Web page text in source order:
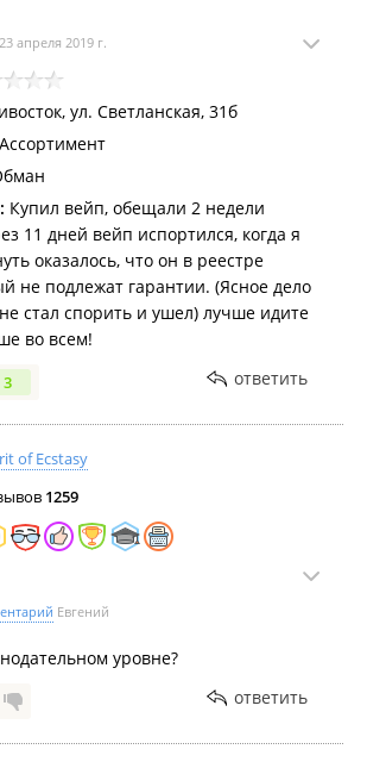
на книжную полку - оказалось,
на своем почетном месте и
годом - соврала я про 15 лет,
апреля 2019 г.
ул. Светланская, 31б
Ассортимент
Купил вейп, обещали 2 недели
11 дней вейп испортился, когда я
оказалось, что он в реестре
не подлежат гарантии. (Ясное дело
стал спорить и ушел) лучше идите
во всем!
3 ответить
of Ecstasy
1259
Евгений
уровне?
ответить